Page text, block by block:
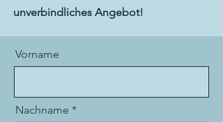
unverbindliches Angebot!
Vorname
Nachname